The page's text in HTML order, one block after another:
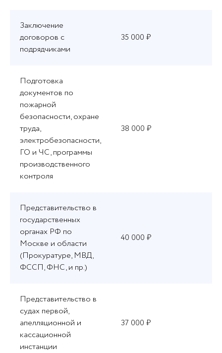
Заключение
договоров с
подрядчиками
35 000 ₽
Подготовка
документов по
пожарной
безопасности, охране
труда,
электробезопасности,
ГО и ЧС, программы
производственного
контроля
38 000 ₽
Представительство в
государственных
органах РФ по
Москве и области
(Прокуратуре, МВД,
ФССП, ФНС, и пр.)
40 000 ₽
Представительство в
судах первой,
апелляционной и
кассационной
инстанции
37 000 ₽